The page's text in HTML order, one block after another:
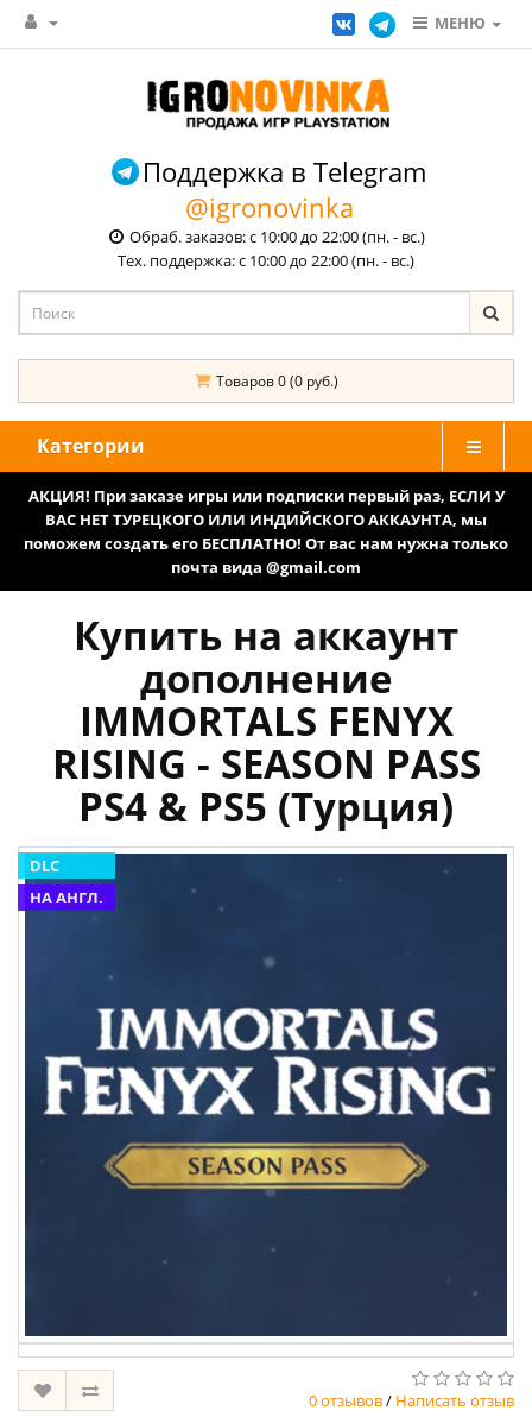
МЕНЮ
Поддержка в Telegram
@igronovinka
Обраб. заказов: с 10:00 до 22:00 (пн. - вс.)
Тех. поддержка: с 10:00 до 22:00 (пн. - вс.)
Товаров 0 (0 руб.)
Категории
АКЦИЯ! При заказе игры или подписки первый раз, ЕСЛИ У
ВАС НЕТ ТУРЕЦКОГО ИЛИ ИНДИЙСКОГО АККАУНТА, мы
поможем создать его БЕСПЛАТНО! От вас нам нужна только
почта вида @gmail.com
Купить на аккаунт
дополнение
IMMORTALS FENYX
RISING - SEASON PASS
PS4 & PS5 (Турция)
DLC
НА АНГЛ.
0 отзывов/ Написать отзыв